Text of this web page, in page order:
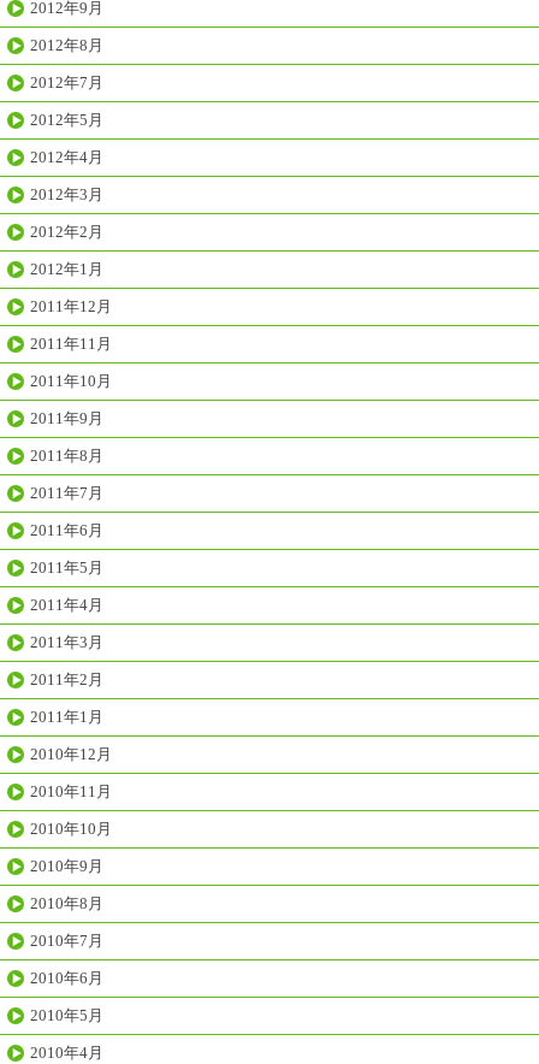
2012年9月
2012年8月
2012年7月
2012年5月
2012年4月
2012年3月
2012年2月
2012年1月
2011年12月
2011年11月
2011年10月
2011年9月
2011年8月
2011年7月
2011年6月
2011年5月
2011年4月
2011年3月
2011年2月
2011年1月
2010年12月
2010年11月
2010年10月
2010年9月
2010年8月
2010年7月
2010年6月
2010年5月
2010年4月